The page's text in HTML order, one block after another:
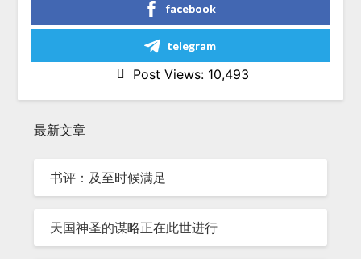
facebook
telegram
Post Views: 10,493
最新文章
书评：及至时候满足
天国神圣的谋略正在此世进行